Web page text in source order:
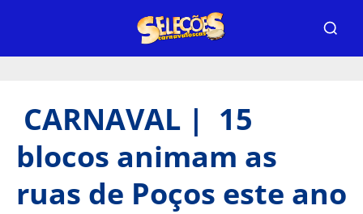
CARNAVAL | 15
blocos animam as
ruas de Poços este ano